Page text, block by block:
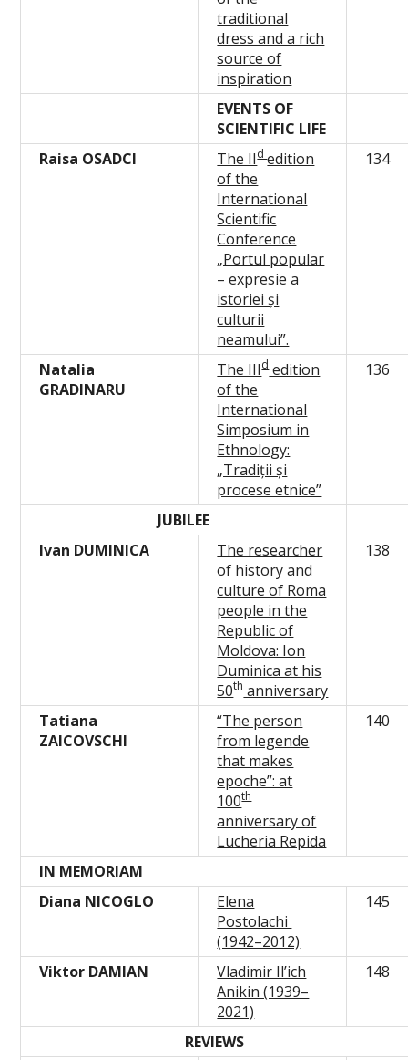
traditional
dress and a rich
source of
inspiration
EVENTS OF
SCIENTIFIC LIFE
Raisa OSADCI
The IId edition
of the
International
Scientific
Conference
„Portul popular
– expresie a
istoriei și
culturii
neamului”.
134
Natalia
GRADINARU
The IIIdedition
of the
International
Simposium in
Ethnology:
„Tradiții și
procese etnice”
136
JUBILEE
Ivan DUMINICA
The researcher
of history and
culture of Roma
people in the
Republic of
Moldova: Ion
Duminica at his
50thanniversary
138
Tatiana
ZAICOVSCHI
“The person
from legende
that makes
epoche”: at
100th
anniversary of
Lucheria Repida
140
IN MEMORIAM
Diana NICOGLO
Elena
Postolachi
(1942–2012)
145
Viktor DAMIAN
Vladimir Il’ich
Anikin (1939–
2021)
148
REVIEWS